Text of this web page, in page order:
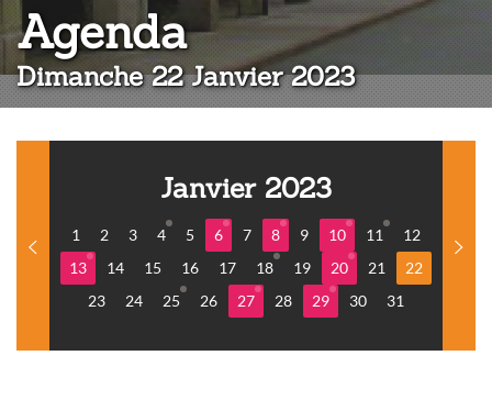
Agenda:
Dimanche 22 Janvier 2023
Janvier 2023
1 2 3 4 5 6 7 8 9 10 11
12
13
14 15 16 17 18 19 20 21
22
23
24 25 26 27 28 29 30 31